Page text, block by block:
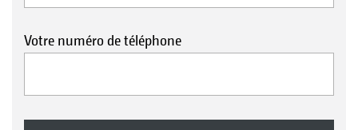
Votre numéro de téléphone